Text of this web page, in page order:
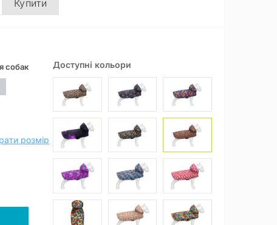
Купити
Доступні кольори
собак
розмір